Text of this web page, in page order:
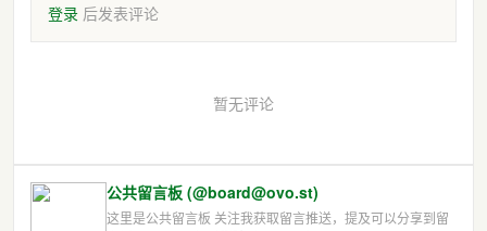
登录 后发表评论
暂无评论
公共留言板 (@board@ovo.st)
这里是公共留言板 关注我获取留言推送，提及可以分享到留